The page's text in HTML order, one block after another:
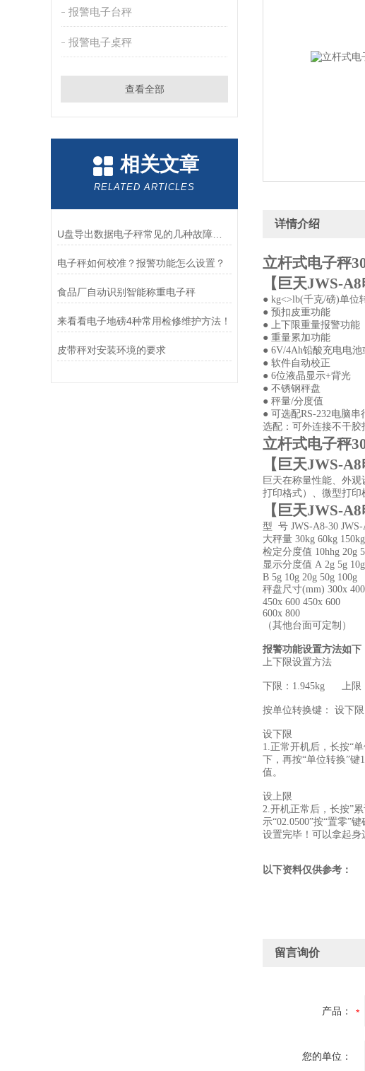
报警电子台秤
报警电子桌秤
查看全部
相关文章
RELATED ARTICLES
U盘导出数据电子秤常见的几种故障及通常排除方法
电子秤如何校准？报警功能怎么设置？
食品厂自动识别智能称重电子秤
来看看电子地磅4种常用检修维护方法！
皮带秤对安装环境的要求
详情介绍
立杆式电子秤
【 巨天JWS-
● kg<>lb(千克/磅)单位
● 预扣皮重功能
● 上下限重量报警功能
● 重量累加功能
● 6V/4Ah铅酸充电电池
● 软件自动校正
● 6位液晶显示+背光
● 不锈钢秤盘
● 秤量/分度值
● 可选配RS-232电脑串
选配：可外连接不干
立杆式电子秤
【 巨天JWS-
巨天在称量性能、外
打印格式）、微型打印
【 巨天JWS-
型 号 JWS-A8-30
大秤量 30kg 60kg 150kg
检定分度值 10hhg 20g
显示分度值 A 2g 5g 10g
B 5g 10g 20g 50g 100g
秤盘尺寸(mm) 300x 400
450x 600 450x 600
600x 800
（其他台面可定制）
报警功能设置方法如下
上下限设置方法
下限：1.945kg 上限
按单位转换键： 设下
设下限
1.正常开机后，长按“
下，再按“单位转换”键
值。
设上限
2.开机正常后，长按”
示“02.0500”按“置零”键
设置完毕！可以拿起身
以下资料仅供参考：
留言询价
产品：
您的单位：